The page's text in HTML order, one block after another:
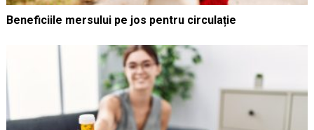
Beneficiile mersului pe jos pentru circulație